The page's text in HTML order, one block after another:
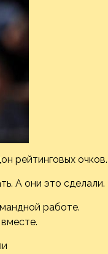
рейтинговых очков.
А они это сделали.
работе.